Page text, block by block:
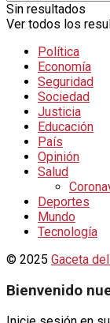
Sin resultados
Ver todos los
Política
Economía
Seguridad
Sociedad
Justicia
Educación
País
Opinión
Salud
Deportes
Mundo
Tecnología
© 2025 Gaceta
Bienvenido